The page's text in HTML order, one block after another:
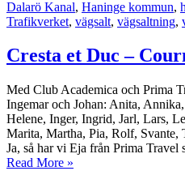
Dalarö Kanal, Haninge kommun,
Trafikverket, vägsalt, vägsaltning,
Cresta et Duc –
Med Club Academica och Prima
Ingemar och Johan: Anita,
Helene, Inger, Ingrid, Jarl, Lars,
Marita, Martha, Pia, Rolf,
Ja, så har vi Eja från Prima
Read More »